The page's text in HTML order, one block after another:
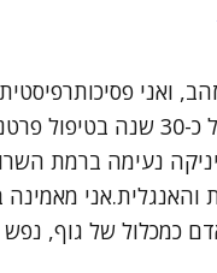
ואני
ניסיון עשיר של כ-30 שנה
נעימה ברמת
מאמינה
כמכלול של גוף, נפש